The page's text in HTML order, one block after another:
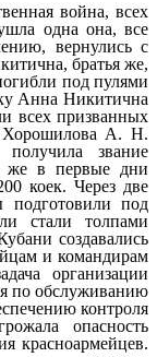
война, всех
одна она, все
вернулись с
братья же,
под пулями
Анна Никитична
всех призванных
Хорошилова А. Н.
звание
же в первые дни
коек. Через две
под
стали толпами
создавались
и командирам
организации
по обслуживанию
контроля
опасность
красноармейцев.